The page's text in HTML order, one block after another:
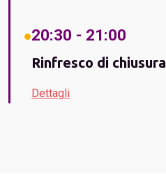
20:30 - 21:00
Rinfresco di chiusura
Dettagli